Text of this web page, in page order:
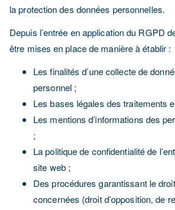
la protection des données personnelles.
Depuis l’entrée en application du RGPD
être mises en place de manière à établir :
Les finalités d’une collecte de
personnel ;
Les bases légales des traitements
Les mentions d’informations des
;
La politique de confidentialité de
site web ;
Des procédures garantissant le
concernées (droit d’opposition, de